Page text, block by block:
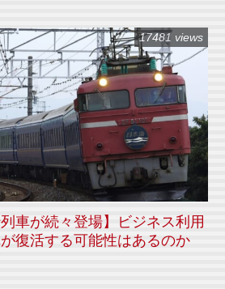
列車が続々登場】ビジネス利用
復活する可能性はあるのか
17481 views